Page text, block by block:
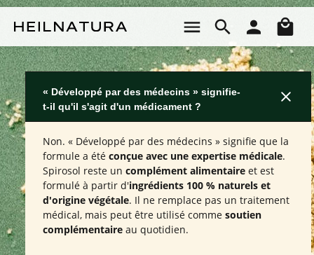
« Développé par des médecins » signifie-
t-il qu'il s'agit d'un médicament ?
Non. « Développé par des médecins » signifie que la
formule a été conçue avec une expertise médicale.
Spirosol reste un complément alimentaire et est
formulé à partir d'ingrédients 100 % naturels et
d'origine végétale. Il ne remplace pas un traitement
médical, mais peut être utilisé comme soutien
complémentaire au quotidien.